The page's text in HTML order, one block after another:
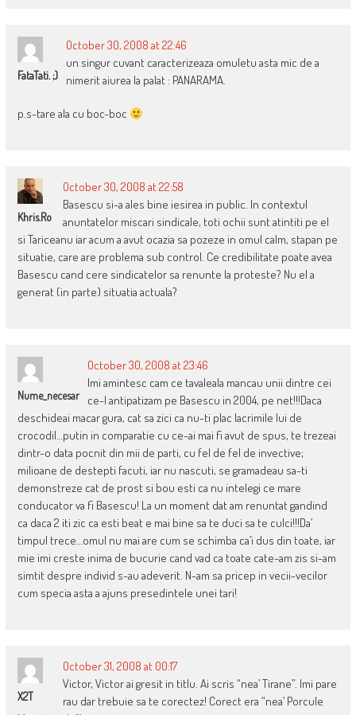
FataTati. ;)
October 30, 2008 at 22:46
un singur cuvant caracterizeaza omuletu asta mic de a
nimerit aiurea la palat : PANARAMA.
p.s-tare ala cu boc-boc
Khris.ro
October 30, 2008 at 22:58
Basescu si-a ales bine iesirea in public. In contextul
anuntatelor miscari sindicale, toti ochii sunt atintiti pe el
si Tariceanu iar acum a avut ocazia sa pozeze in omul calm, stapan pe
situatie, care are problema sub control. Ce credibilitate poate avea
Basescu cand cere sindicatelor sa renunte la proteste? Nu el a
generat (in parte) situatia actuala?
Nume_necesar
October 30, 2008 at 23:46
Imi amintesc cam ce tavaleala mancau unii dintre cei
ce-l antipatizam pe Basescu in 2004, pe net!!!Daca
deschideai macar gura, cat sa zici ca nu-ti plac lacrimile lui de
crocodil…putin in comparatie cu ce-ai mai fi avut de spus, te trezeai
dintr-o data pocnit din mii de parti, cu fel de fel de invective;
milioane de destepti facuti, iar nu nascuti, se gramadeau sa-ti
demonstreze cat de prost si bou esti ca nu intelegi ce mare
conducator va fi Basescu! La un moment dat am renuntat gandind
ca daca 2 iti zic ca esti beat e mai bine sa te duci sa te culci!!!Da’
timpul trece…omul nu mai are cum se schimba ca’i dus din toate, iar
mie imi creste inima de bucurie cand vad ca toate cate-am zis si-am
simtit despre individ s-au adeverit. N-am sa pricep in vecii-vecilor
cum specia asta a ajuns presedintele unei tari!
X2T
October 31, 2008 at 00:17
Victor, Victor ai gresit in titlu. Ai scris “nea’ Tirane”. Imi pare
rau dar trebuie sa te corectez! Corect era “nea’ Porcule